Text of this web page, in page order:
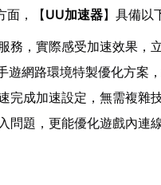
面，【UU加速器】具備以
務，實際感受加速效果，
遊網路環境特製優化方案
完成加速設定，無需複雜
問題，更能優化遊戲內連